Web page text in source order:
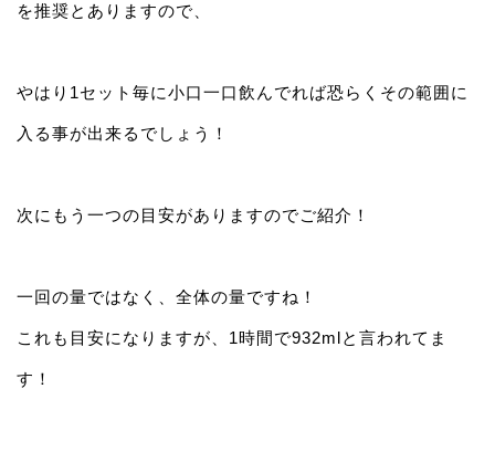
を推奨とありますので、
やはり1セット毎に小口一口飲んでれば恐らくその範囲に
入る事が出来るでしょう！
次にもう一つの目安がありますのでご紹介！
一回の量ではなく、全体の量ですね！
これも目安になりますが、1時間で932mlと言われてま
す！